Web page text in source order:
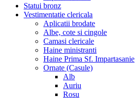
Statui bronz
Vestimentatie clericala
Aplicatii brodate
Albe, cote si cingole
Camasi clericale
Haine ministranti
Haine Prima Sf. Impartasanie
Ornate (Casule)
Alb
Auriu
Rosu